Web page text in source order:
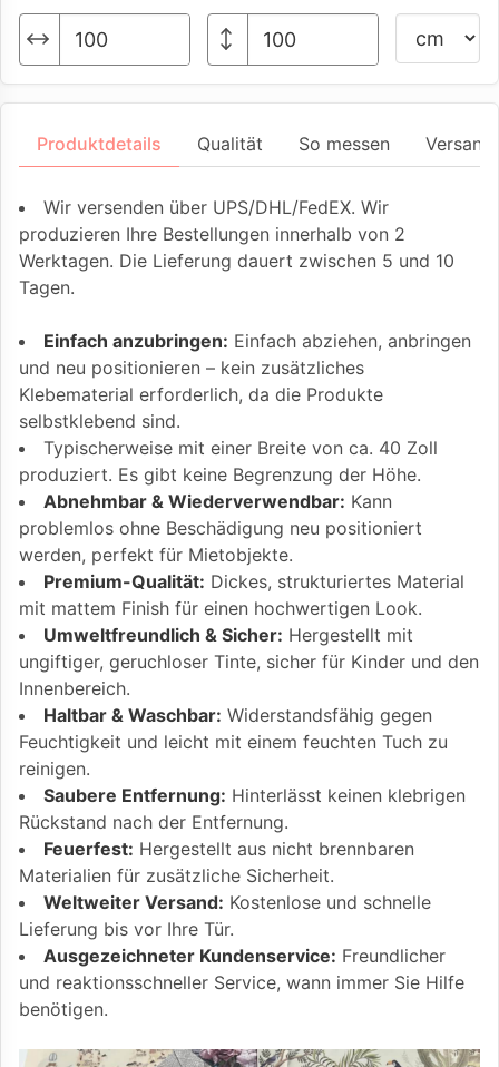
Produktdetails Qualität So messen
Wir versenden über UPS/DHL/FedEX. Wir
produzieren Ihre Bestellungen innerhalb von 2
Werktagen. Die Lieferung dauert zwischen 5 und 10
Tagen.
Einfach anzubringen: Einfach abziehen, anbringen
und neu positionieren – kein zusätzliches
Klebematerial erforderlich, da die Produkte
selbstklebend sind.
Typischerweise mit einer Breite von ca. 40 Zoll
produziert. Es gibt keine Begrenzung der Höhe.
Abnehmbar & Wiederverwendbar: Kann
problemlos ohne Beschädigung neu positioniert
werden, perfekt für Mietobjekte.
Premium-Qualität: Dickes, strukturiertes Material
mit mattem Finish für einen hochwertigen Look.
Umweltfreundlich & Sicher: Hergestellt mit
ungiftiger, geruchloser Tinte, sicher für Kinder und den
Innenbereich.
Haltbar & Waschbar: Widerstandsfähig gegen
Feuchtigkeit und leicht mit einem feuchten Tuch zu
reinigen.
Saubere Entfernung: Hinterlässt keinen klebrigen
Rückstand nach der Entfernung.
Feuerfest: Hergestellt aus nicht brennbaren
Materialien für zusätzliche Sicherheit.
Weltweiter Versand: Kostenlose und schnelle
Lieferung bis vor Ihre Tür.
Ausgezeichneter Kundenservice: Freundlicher
und reaktionsschneller Service, wann immer Sie Hilfe
benötigen.